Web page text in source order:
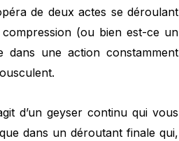
de deux actes se déroulant
(ou bien est-ce un
dans une action constamment
d’un geyser continu qui vous
dans un déroutant finale qui,